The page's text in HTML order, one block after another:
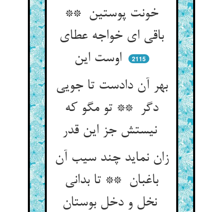
خونت پوستین **
باقی ای خواجه عطای
اوست این
2115
بهر آن دادست تا جویی
دگر ** تو مگو که
نیستش جز این قدر
زان نماید چند سیب آن
باغبان ** تا بدانی
نخل و دخل بوستان